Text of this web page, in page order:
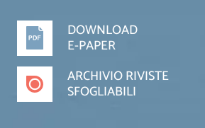
DOWNLOAD
E-PAPER
ARCHIVIO RIVISTE
SFOGLIABILI